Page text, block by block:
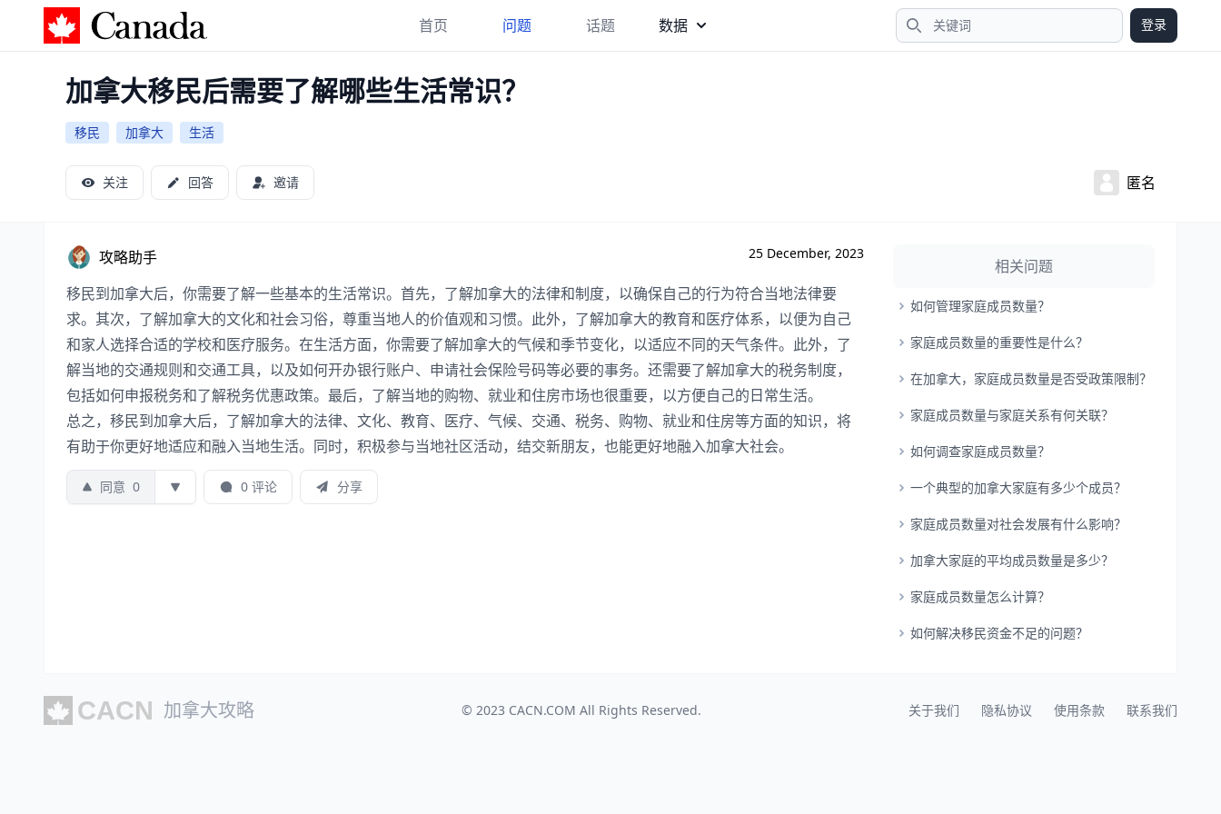
加拿大攻略 搜索
登录
首页 问题 话题 数据
加拿大移民后需要了解哪些生活常识？
移民 加拿大 生活
关注 回答 邀请 匿名
攻略助手 25 December, 2023
移民到加拿大后，你需要了解一些基本的生活常识。首先，了解加拿大的法律和制度，以确保自己的行为符合当地法律要
求。其次，了解加拿大的文化和社会习俗，尊重当地人的价值观和习惯。此外，了解加拿大的教育和医疗体系，以便为自己
和家人选择合适的学校和医疗服务。在生活方面，你需要了解加拿大的气候和季节变化，以适应不同的天气条件。此外，了
解当地的交通规则和交通工具，以及如何开办银行账户、申请社会保险号码等必要的事务。还需要了解加拿大的税务制度，
包括如何申报税务和了解税务优惠政策。最后，了解当地的购物、就业和住房市场也很重要，以方便自己的日常生活。
总之，移民到加拿大后，了解加拿大的法律、文化、教育、医疗、气候、交通、税务、购物、就业和住房等方面的知识，将
有助于你更好地适应和融入当地生活。同时，积极参与当地社区活动，结交新朋友，也能更好地融入加拿大社会。
同意 0 0 评论 分享
相关问题
如何管理家庭成员数量？
家庭成员数量的重要性是什么？
在加拿大，家庭成员数量是否受政策限制？
家庭成员数量与家庭关系有何关联？
如何调查家庭成员数量？
一个典型的加拿大家庭有多少个成员？
家庭成员数量对社会发展有什么影响？
加拿大家庭的平均成员数量是多少？
家庭成员数量怎么计算？
如何解决移民资金不足的问题？
加拿大攻略 关于我们 隐私协议 使用条款 联系我们
© 2023 CACN.COM All Rights Reserved.